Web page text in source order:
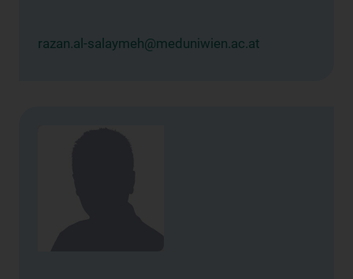
razan.al-salaymeh@meduniwien.ac.at